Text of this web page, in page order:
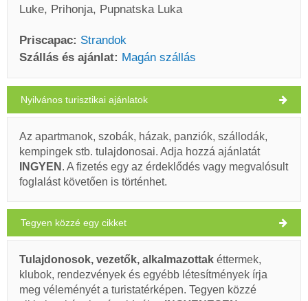
Luke, Prihonja, Pupnatska Luka
Priscapac: Strandok
Szállás és ajánlat: Magán szállás
Priscapac Időjárás
PÉNTEK
Horvátország,Korcula sziget ,
PRISCAPAC
31°C
Turistatérkép
Prišćapac (Strand) Priscapac
Ivan Nane (Google places)
Address: Prižba WORKING HOURS
Nyilvános turisztikai ajánlatok
Az apartmanok, szobák, házak, panziók, szállodák,
kempingek stb. tulajdonosai. Adja hozzá ajánlatát
INGYEN . A fizetés egy az érdeklődés vagy megvalósult
foglalást követően is történhet.
Tegyen közzé egy cikket
Tulajdonosok, vezetők, alkalmazottak éttermek,
klubok, rendezvények és egyébb létesítmények írja
meg véleményét a turistatérképen. Tegyen közzé